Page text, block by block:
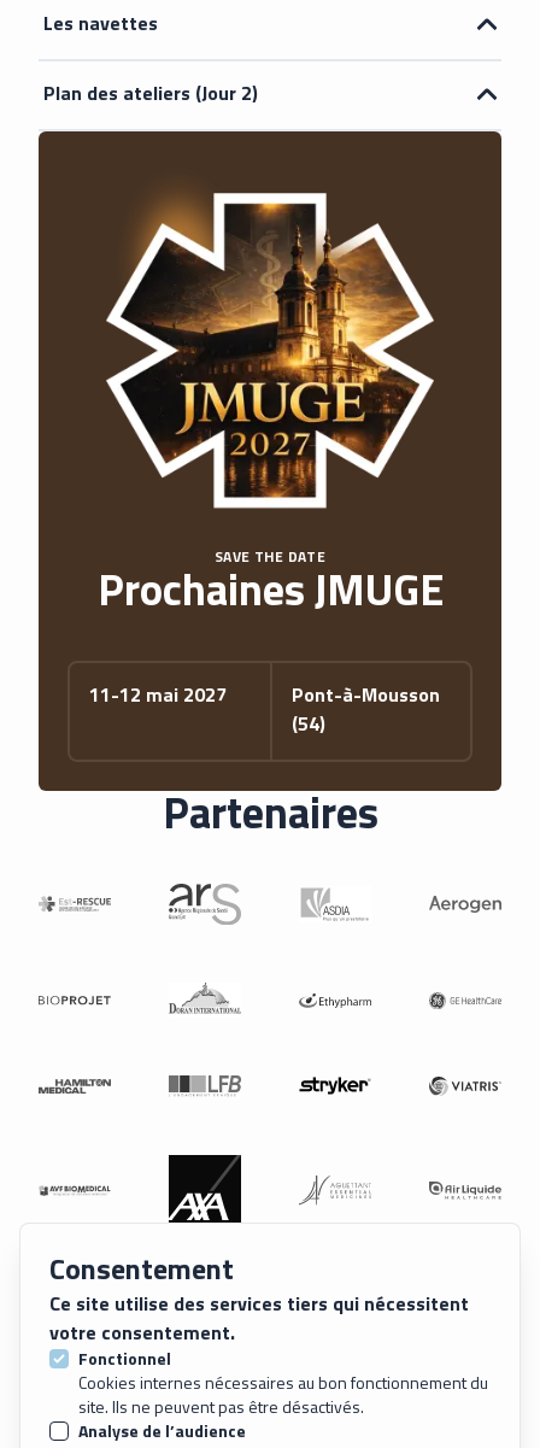
Consentement
Ce site utilise des services tiers qui nécessitent
votre consentement.
Fonctionnel
Cookies internes nécessaires au bon fonctionnement du
site. Ils ne peuvent pas être désactivés.
Analyse de l’audience
Les navettes
Plan des ateliers (Jour 2)
SAVE THE DATE
Prochaines JMUGE
11-12 mai 2027
Pont-à-Mousson
(54)
Partenaires
La liste des partenaires : Est-Rescue, ARS Grand Est,